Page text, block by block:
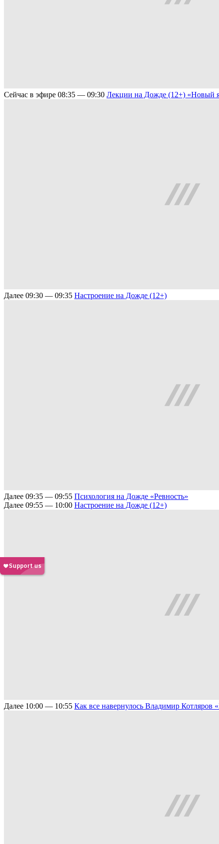
Сейчас в эфире 08:35 — 09:30 Лекции на Дожде (12+) «Новый
Далее 09:30 — 09:35 Настроение на Дожде (12+)
Далее 09:35 — 09:55 Психология на Дожде «Ревность»
Далее 09:55 — 10:00 Настроение на Дожде (12+)
Далее 10:00 — 10:55 Как все навернулось Владимир Котляров